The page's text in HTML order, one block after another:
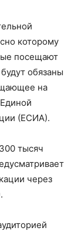
которому
посещают
обязаны
на
(ЕСИА).
тысяч
через